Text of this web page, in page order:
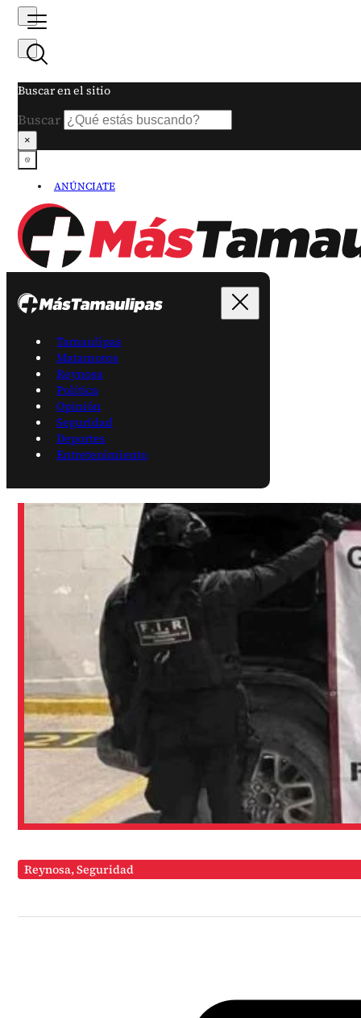
Buscar en el sitio
Buscar
×
ANÚNCIATE
Tamaulipas
Matamoros
Reynosa
Política
Opinión
Seguridad
Deportes
Entretenimiento
Reynosa,Seguridad